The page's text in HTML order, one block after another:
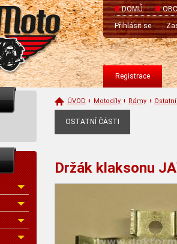
DOMŮ
Přihlásit se
Registrace
ÚVOD + Motodíly + Rámy +
OSTATNÍ ČÁSTI
Držák klaksonu